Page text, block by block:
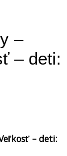
–
– deti:
– deti: